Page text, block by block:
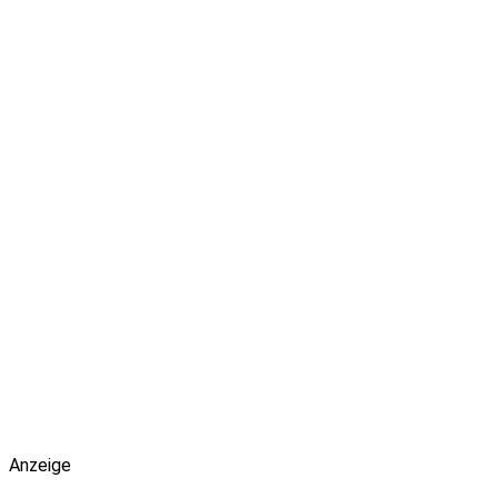
Anzeige